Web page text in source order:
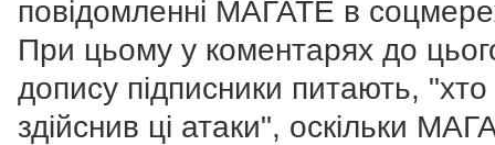
повідомленні МАГАТЕ в
При цьому у коментарях до
допису підписники питають,
здійснив ці атаки", оскільки